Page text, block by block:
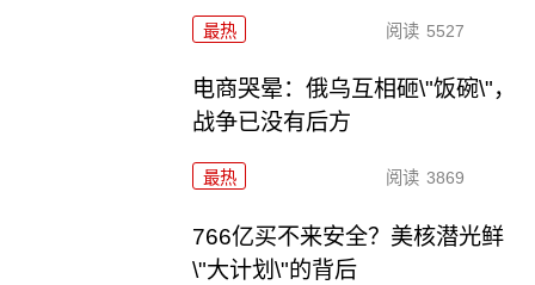
最热 阅读 5527
电商哭晕：俄乌互相砸\"饭碗\"，
战争已没有后方
最热 阅读 3869
766亿买不来安全？美核潜光鲜
\"大计划\"的背后